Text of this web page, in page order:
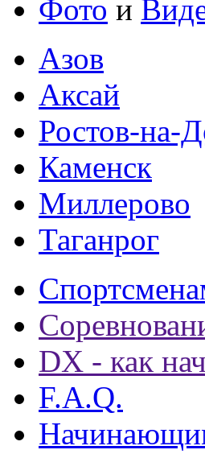
Фото и
Азов
Аксай
Ростов-на-
Каменск
Миллерово
Таганрог
DX - как
F.A.Q.